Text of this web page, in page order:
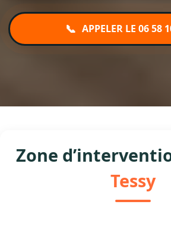
📞 APPELER LE 06 58
Zone
Tessy